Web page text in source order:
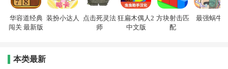
华容道经典
闯关 最新版
装扮小达人
点击死灵法
师
狂扁木偶人2
中文版
方块射击匹
配
最强蜗牛
本类最新